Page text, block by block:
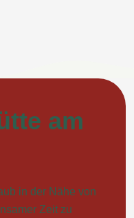
am
in der Nähe von
Zeit zu